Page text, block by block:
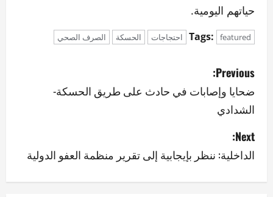
حياتهم اليومية.
Tags: featured احتجاجات الحسكة الصرف الصحي
P
o
s
t
n
Previous:
ضحايا وإصابات في حادث على طريق الحسكة-
الشدادي
Next:
الداخلية: ننظر بإيجابية إلى تقرير منظمة العفو الدولية